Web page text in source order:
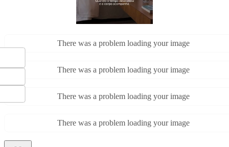
There was a problem loading your image
There was a problem loading your image
There was a problem loading your image
There was a problem loading your image